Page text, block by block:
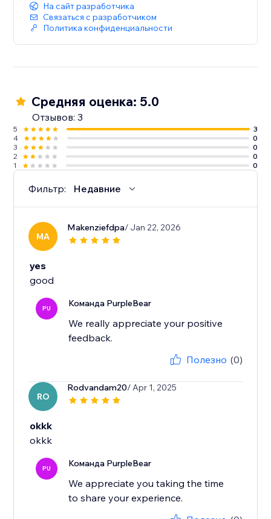
На сайт разработчика
Связаться с разработчиком
Политика конфиденциальности
Средняя оценка: 5.0
Отзывов: 3
5
3
4
0
3
0
2
0
1
0
Фильтр: Недавние
MA
Makenziefdpa/ Jan 22, 2026
yes
good
PU Команда PurpleBear
We really appreciate your positive
feedback.
Полезно (0)
RO
Rodvandam20/ Apr 1, 2025
okkk
okkk
PU Команда PurpleBear
We appreciate you taking the time
to share your experience.